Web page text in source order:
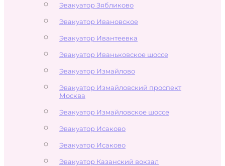
Эвакуатор Зябликово
Эвакуатор Ивановское
Эвакуатор Ивантеевка
Эвакуатор Иваньковское шоссе
Эвакуатор Измайлово
Эвакуатор Измайловский проспект
Москва
Эвакуатор Измайловское шоссе
Эвакуатор Исаково
Эвакуатор Исаково
Эвакуатор Казанский вокзал